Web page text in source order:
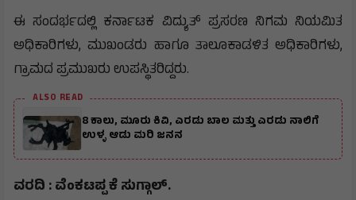
ಈ‌ ಸಂದರ್ಭದಲ್ಲಿ ಕರ್ನಾಟಕ ವಿದ್ಯುತ್ ಪ್ರಸರಣ ನಿಗಮ ನಿಯಮಿತ
ಅಧಿಕಾರಿಗಳು, ಮುಖಂಡರು ಹಾಗೂ ತಾಲೂಕಾಡಳಿತ ಅಧಿಕಾರಿಗಳು,
ಗ್ರಾಮದ ಪ್ರಮುಖರು ಉಪಸ್ಥಿತರಿದ್ದರು.
ALSO READ
8 ಕಾಲು, ಮೂರು ಕಿವಿ, ಎರಡು ಬಾಲ ಮತ್ತು ಎರಡು ನಾಲಿಗೆ
ಉಳ್ಳ ಆಡು ಮರಿ ಜನನ
ವರದಿ : ವೆಂಕಟಪ್ಪ ಕೆ ಸುಗ್ಗಾಲ್.